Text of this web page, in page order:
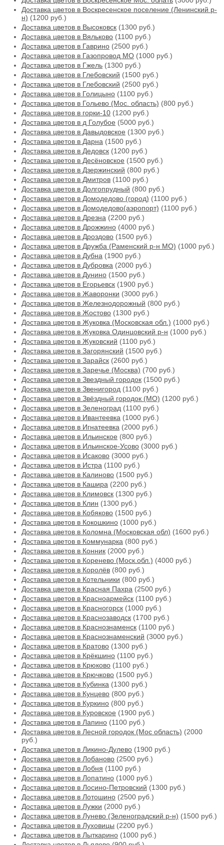
Доставка цветов в Воскресенское поселение (Ленинский р-
н) (1200 руб.)
Доставка цветов в Высоковск (1300 руб.)
Доставка цветов в Вяльково (1100 руб.)
Доставка цветов в Гаврино (2500 руб.)
Доставка цветов в Газопровод МО (1000 руб.)
Доставка цветов в Гжель (1300 руб.)
Доставка цветов в Глебовский (1500 руб.)
Доставка цветов в Глебовский (2500 руб.)
Доставка цветов в Голицыно (1100 руб.)
Доставка цветов в Гольево (Мос. область) (800 руб.)
Доставка цветов в горки-10 (1200 руб.)
Доставка цветов в д Голубое (5000 руб.)
Доставка цветов в Давыдовское (1300 руб.)
Доставка цветов в Дарна (1500 руб.)
Доставка цветов в Дедовск (1200 руб.)
Доставка цветов в Десёновское (1500 руб.)
Доставка цветов в Дзержинский (800 руб.)
Доставка цветов в Дмитров (1100 руб.)
Доставка цветов в Долгопрудный (800 руб.)
Доставка цветов в Домодедово (город) (1100 руб.)
Доставка цветов в Домодедово(аэропорт) (1100 руб.)
Доставка цветов в Дрезна (2200 руб.)
Доставка цветов в Дрожжино (4000 руб.)
Доставка цветов в Дроздово (1500 руб.)
Доставка цветов в Дружба (Раменский р-н МО) (1000 руб.)
Доставка цветов в Дубна (1900 руб.)
Доставка цветов в Дубровка (2000 руб.)
Доставка цветов в Дунино (1500 руб.)
Доставка цветов в Егорьевск (1900 руб.)
Доставка цветов в Жаворонки (3000 руб.)
Доставка цветов в Железнодорожный (800 руб.)
Доставка цветов в Жостово (1300 руб.)
Доставка цветов в Жуковка (Московская обл.) (1000 руб.)
Доставка цветов в Жуковка Одинцовский р-н (1000 руб.)
Доставка цветов в Жуковский (1100 руб.)
Доставка цветов в Загорянский (1500 руб.)
Доставка цветов в Зарайск (2600 руб.)
Доставка цветов в Заречье (Москва) (700 руб.)
Доставка цветов в Звездный городок (1500 руб.)
Доставка цветов в Звенигород (1100 руб.)
Доставка цветов в Звёздный городок (МО) (1200 руб.)
Доставка цветов в Зеленоград (1100 руб.)
Доставка цветов в Ивантеевка (1000 руб.)
Доставка цветов в Игнатеевка (2000 руб.)
Доставка цветов в Ильинское (800 руб.)
Доставка цветов в Ильинское-Усово (3000 руб.)
Доставка цветов в Исаково (3000 руб.)
Доставка цветов в Истра (1100 руб.)
Доставка цветов в Калиново (1500 руб.)
Доставка цветов в Кашира (2200 руб.)
Доставка цветов в Климовск (1300 руб.)
Доставка цветов в Клин (1300 руб.)
Доставка цветов в Кобяково (1500 руб.)
Доставка цветов в Кокошкино (1000 руб.)
Доставка цветов в Коломна (Московская обл) (1600 руб.)
Доставка цветов в Коммунарка (800 руб.)
Доставка цветов в Конник (2000 руб.)
Доставка цветов в Коренево (Моск.обл.) (4000 руб.)
Доставка цветов в Королёв (800 руб.)
Доставка цветов в Котельники (800 руб.)
Доставка цветов в Красная Пахра (2500 руб.)
Доставка цветов в Красноармейск (1100 руб.)
Доставка цветов в Красногорск (1000 руб.)
Доставка цветов в Краснозаводск (1700 руб.)
Доставка цветов в Краснознаменск (1100 руб.)
Доставка цветов в Краснознаменский (3000 руб.)
Доставка цветов в Кратово (1300 руб.)
Доставка цветов в Крёкшино (1100 руб.)
Доставка цветов в Крюково (1100 руб.)
Доставка цветов в Крючково (1500 руб.)
Доставка цветов в Кубинка (1300 руб.)
Доставка цветов в Кунцево (800 руб.)
Доставка цветов в Куркино (800 руб.)
Доставка цветов в Куровское (1900 руб.)
Доставка цветов в Лапино (1100 руб.)
Доставка цветов в Лесной городок (Мос область) (2000
руб.)
Доставка цветов в Ликино-Дулево (1900 руб.)
Доставка цветов в Лобаново (2500 руб.)
Доставка цветов в Лобня (1100 руб.)
Доставка цветов в Лопатино (1000 руб.)
Доставка цветов в Лосино-Петровский (1300 руб.)
Доставка цветов в Лотошино (2500 руб.)
Доставка цветов в Лужки (2000 руб.)
Доставка цветов в Лунево (Зеленоградский р-н) (1500 руб.)
Доставка цветов в Луховицы (2200 руб.)
Доставка цветов в Лыткарино (1000 руб.)